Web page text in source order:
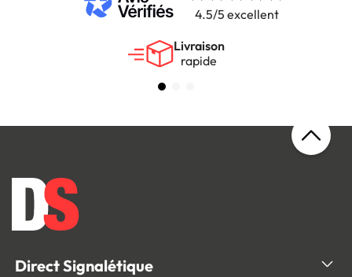
4.5/5 excellent
Livraison
rapide
Direct Signalétique